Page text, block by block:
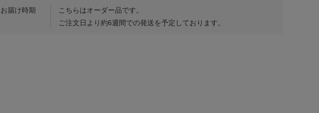
お届け時期
こちらはオーダー品です。
ご注文日より約6週間での発送を予定しております。